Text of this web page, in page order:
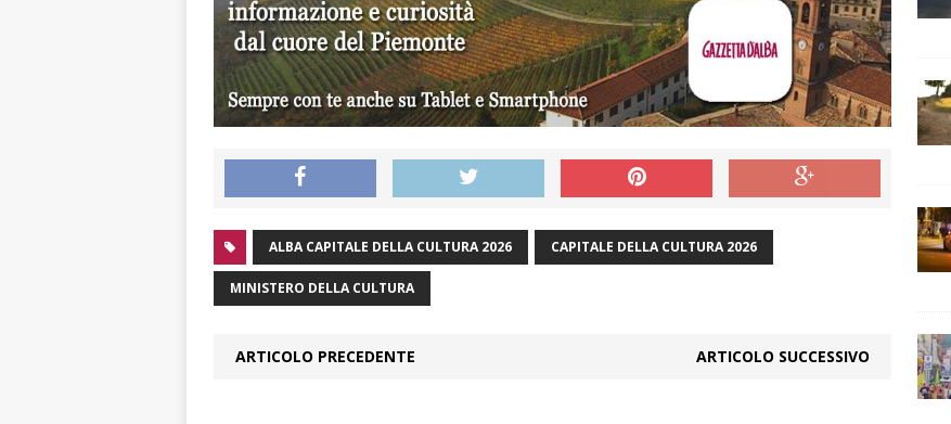
ALBA CAPITALE DELLA CULTURA 2026 CAPITALE DELLA CULTURA 2026
MINISTERO DELLA CULTURA
ARTICOLO PRECEDENTE ARTICOLO SUCCESSIVO